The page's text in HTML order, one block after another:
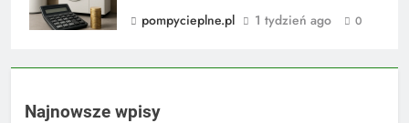
pompycieplne.pl
1 tydzień ago 0
Najnowsze wpisy